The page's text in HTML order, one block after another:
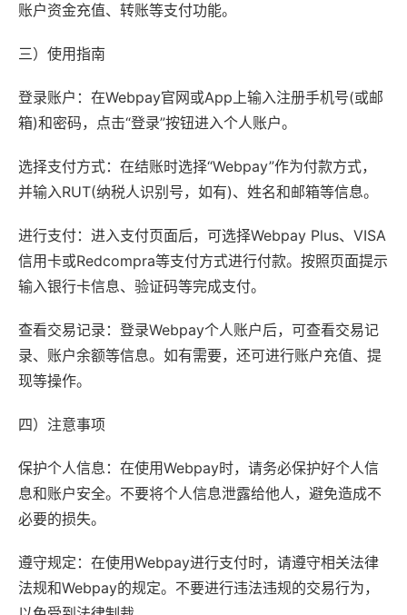
账户资金充值、转账等支付功能。
三）使用指南
登录账户：在Webpay官网或App上输入注册手机号(或邮
箱)和密码，点击“登录”按钮进入个人账户。
选择支付方式：在结账时选择“Webpay”作为付款方式，
并输入RUT(纳税人识别号，如有)、姓名和邮箱等信息。
进行支付：进入支付页面后，可选择Webpay Plus、VISA
信用卡或Redcompra等支付方式进行付款。按照页面提示
输入银行卡信息、验证码等完成支付。
查看交易记录：登录Webpay个人账户后，可查看交易记
录、账户余额等信息。如有需要，还可进行账户充值、提
现等操作。
四）注意事项
保护个人信息：在使用Webpay时，请务必保护好个人信
息和账户安全。不要将个人信息泄露给他人，避免造成不
必要的损失。
遵守规定：在使用Webpay进行支付时，请遵守相关法律
法规和Webpay的规定。不要进行违法违规的交易行为，